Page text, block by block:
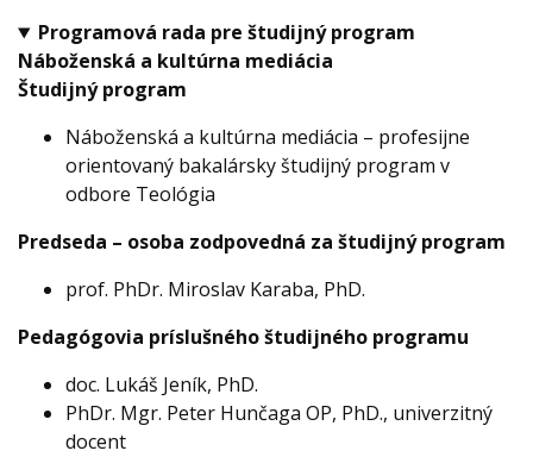
Programová rada pre študijný program
Náboženská a kultúrna mediácia
Študijný program
Náboženská a kultúrna mediácia – profesijne
orientovaný bakalársky študijný program v
odbore Teológia
Predseda – osoba zodpovedná za študijný program
prof. PhDr. Miroslav Karaba, PhD.
Pedagógovia príslušného študijného programu
doc. Lukáš Jeník, PhD.
PhDr. Mgr. Peter Hunčaga OP, PhD., univerzitný
docent